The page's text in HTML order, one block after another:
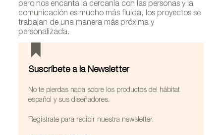
pero nos encanta la cercanía con las personas y la
comunicación es mucho más fluida, los proyectos se
trabajan de una manera más próxima y
personalizada.
Suscríbete a la Newsletter
No te pierdas nada sobre los productos del hábitat
español y sus diseñadores.
Regístrate para recibir nuestra newsletter.